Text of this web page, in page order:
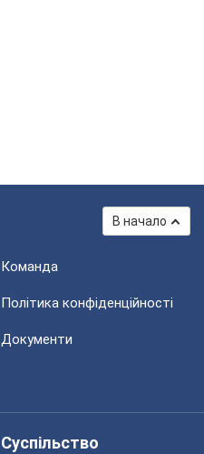
В начало
Команда
Політика конфіденційності
Документи
Суспільство